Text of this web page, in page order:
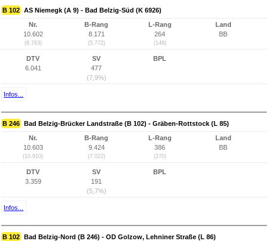
B 102 AS Niemegk (A 9) - Bad Belzig-Süd (K 6926)
Nr.
10.602
(8.763)
B-Rang
8.171
(5.772)
L-Rang
264
(148)
Land
BB
DTV
6.041
SV
477
(7,9%)
BPL
Infos...
B 246 Bad Belzig-Brücker Landstraße (B 102) - Gräben-Rottstock (L 85)
Nr.
10.603
(10.910)
B-Rang
9.424
(7.022)
L-Rang
386
(270)
Land
BB
DTV
3.359
SV
191
(5,7%)
BPL
Infos...
B 102 Bad Belzig-Nord (B 246) - OD Golzow, Lehniner Straße (L 86)